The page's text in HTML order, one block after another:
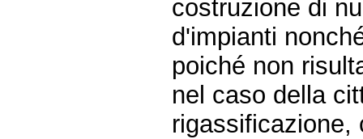
costruzione di
d'impianti
poiché non
nel caso della
rigassificazione,